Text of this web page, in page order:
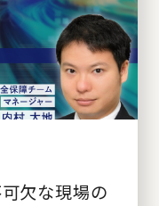
欠な現場の